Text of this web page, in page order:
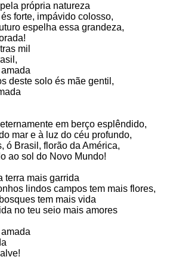
própria natureza
forte, impávido colosso,
espelha essa grandeza,
mil
deste solo és mãe gentil,
em berço esplêndido,
mar e à luz do céu profundo,
ó Brasil, florão da América,
ao sol do Novo Mundo!
terra mais garrida
lindos campos tem mais flores,
tem mais vida
no teu seio mais amores